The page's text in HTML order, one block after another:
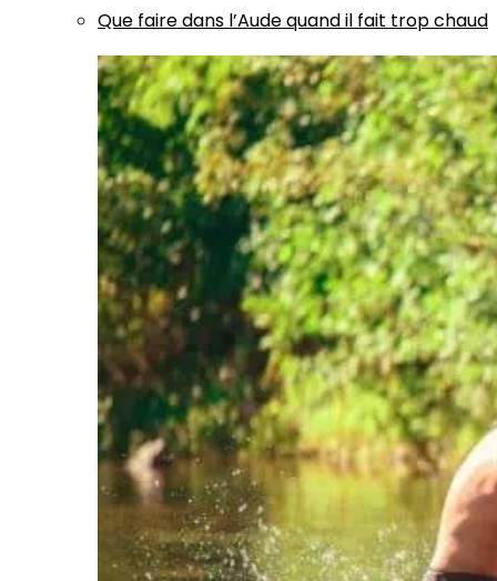
Que faire dans l’Aude quand il fait trop chaud